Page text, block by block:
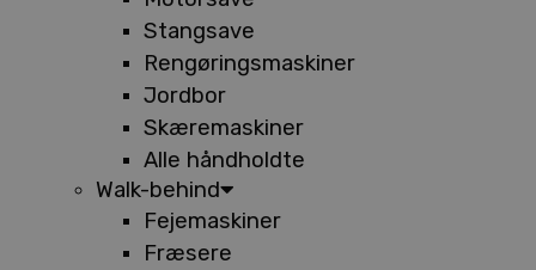
Stangsave
Rengøringsmaskiner
Jordbor
Skæremaskiner
Alle håndholdte
Walk-behind
Fejemaskiner
Fræsere